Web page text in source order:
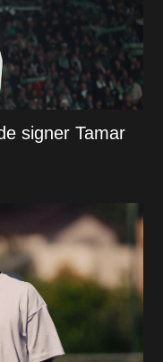
signer Tamar